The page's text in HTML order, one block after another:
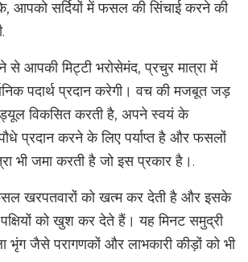
आपको सर्दियों में फसल की सिंचाई करने की
से आपकी मिट्टी भरोसेमंद, प्रचुर मात्रा में
पदार्थ प्रदान करेगी। वच की मजबूत जड़
विकसित करती है, अपने स्वयं के
प्रदान करने के लिए पर्याप्त है और फसलों
भी जमा करती है जो इस प्रकार है।.
खरपतवारों को खत्म कर देती है और इसके
को खुश कर देते हैं। यह मिनट समुद्री
भृंग जैसे परागणकों और लाभकारी कीड़ों को भी